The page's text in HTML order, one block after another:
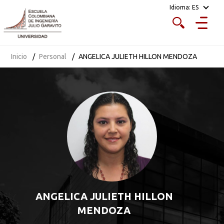
Idioma: ES
Inicio Personal ANGELICA JULIETH HILLON MENDOZA
ANGELICA JULIETH HILLON
MENDOZA